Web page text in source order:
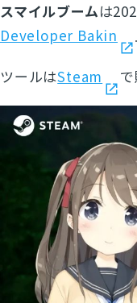
スマイルブームは
Developer Bakin
ツールはSteam